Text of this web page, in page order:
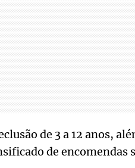
de 3 a 12 anos,
de encomendas